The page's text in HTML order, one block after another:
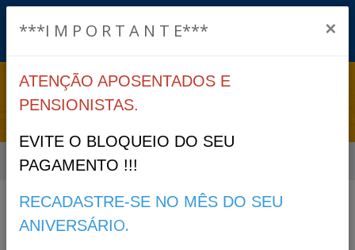
LEGISLAÇÃO
Início Legislação
Filtro
***I M P O R T A N T E*** ×
ATENÇÃO APOSENTADOS E
PENSIONISTAS.
EVITE O BLOQUEIO DO SEU
PAGAMENTO !!!
RECADASTRE-SE NO MÊS DO SEU
ANIVERSÁRIO.